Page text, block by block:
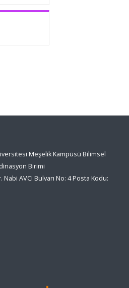
Meşelik Kampüsü Bilimsel
Birimi
AVCI Bulvarı No: 4 Posta Kodu: